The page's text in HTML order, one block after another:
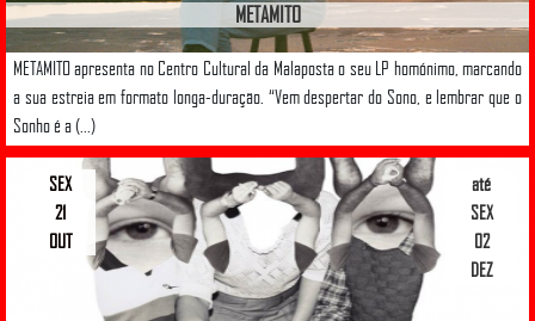
METAMITO
METAMITO apresenta no Centro Cultural da Malaposta o seu LP homónimo, marcando
a sua estreia em formato longa-duração. “Vem despertar do Sono, e lembrar que o
Sonho é a (...)
até
SEX
02
DEZ
SEX
21
OUT